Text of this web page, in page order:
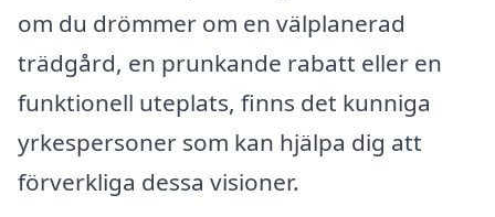
om du drömmer om en välplanerad
trädgård, en prunkande rabatt eller en
funktionell uteplats, finns det kunniga
yrkespersoner som kan hjälpa dig att
förverkliga dessa visioner.